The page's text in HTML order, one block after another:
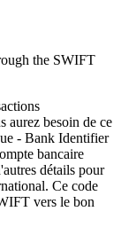
the SWIFT
aurez besoin de ce
- Bank Identifier
bancaire
détails pour
Ce code
vers le bon